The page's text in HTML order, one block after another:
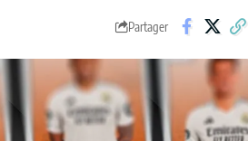
Partager